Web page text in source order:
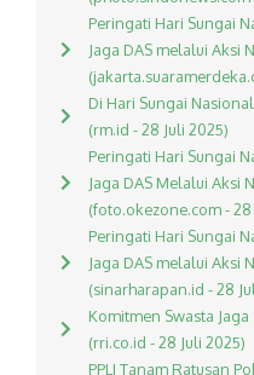
Peringati Hari Sungai
Jaga DAS melalui Aksi
Di Hari Sungai
(rm.id - 28 Juli 2025)
Peringati Hari Sungai
Jaga DAS Melalui Aksi
(foto.okezone.com - 28
Peringati Hari Sungai
Jaga DAS melalui Aksi
(sinarharapan.id - 28
Komitmen Swasta
(rri.co.id - 28 Juli 2025)
PPLI Tanam Ratusan